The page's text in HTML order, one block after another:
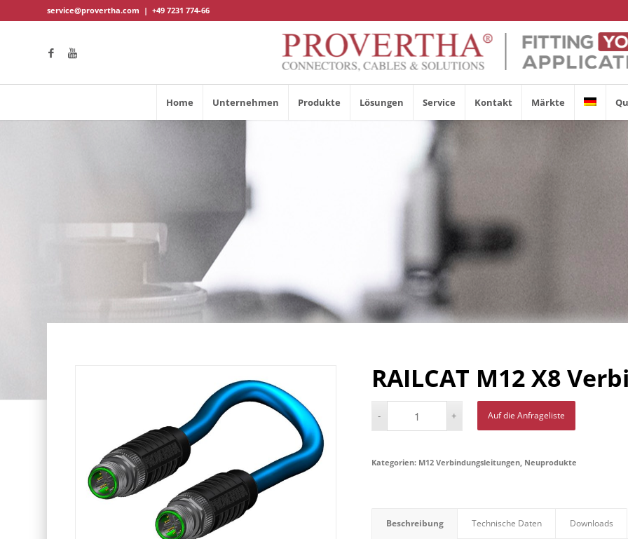
service@provertha.com | +49 7231 774-66
Home Unternehmen Produkte Lösungen Service Kontakt Märkte
RAILCAT M12 X8
Auf die Anfrageliste
Kategorien: M12 Verbindungsleitungen, Neuprodukte
Beschreibung Technische Daten Downloads